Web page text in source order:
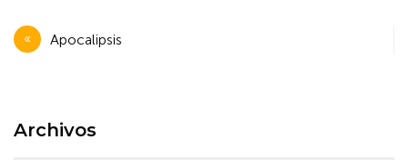
Navegación
de
Apocalipsis
Archivos